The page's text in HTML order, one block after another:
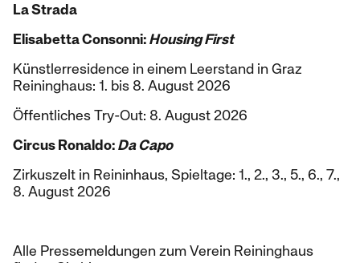
La Strada
Elisabetta Consonni:Housing First
Künstlerresidence in einem Leerstand in Graz
Reininghaus: 1. bis 8. August 2026
Öffentliches Try-Out: 8. August 2026
Circus Ronaldo:Da Capo
Zirkuszelt in Reininhaus, Spieltage: 1., 2., 3., 5., 6., 7.,
8. August 2026
Alle Pressemeldungen zum Verein Reininghaus